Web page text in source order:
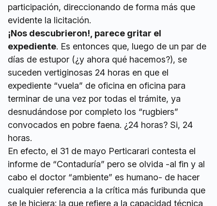
participación, direccionando de forma más que
evidente la licitación.
¡Nos descubrieron!, parece gritar el
expediente. Es entonces que, luego de un par de
días de estupor (¿y ahora qué hacemos?), se
suceden vertiginosas 24 horas en que el
expediente “vuela” de oficina en oficina para
terminar de una vez por todas el trámite, ya
desnudándose por completo los “rugbiers”
convocados en pobre faena. ¿24 horas? Si, 24
horas.
En efecto, el 31 de mayo Perticarari contesta el
informe de “Contaduría” pero se olvida -al fin y al
cabo el doctor “ambiente” es humano- de hacer
cualquier referencia a la crítica más furibunda que
se le hiciera: la que refiere a la capacidad técnica